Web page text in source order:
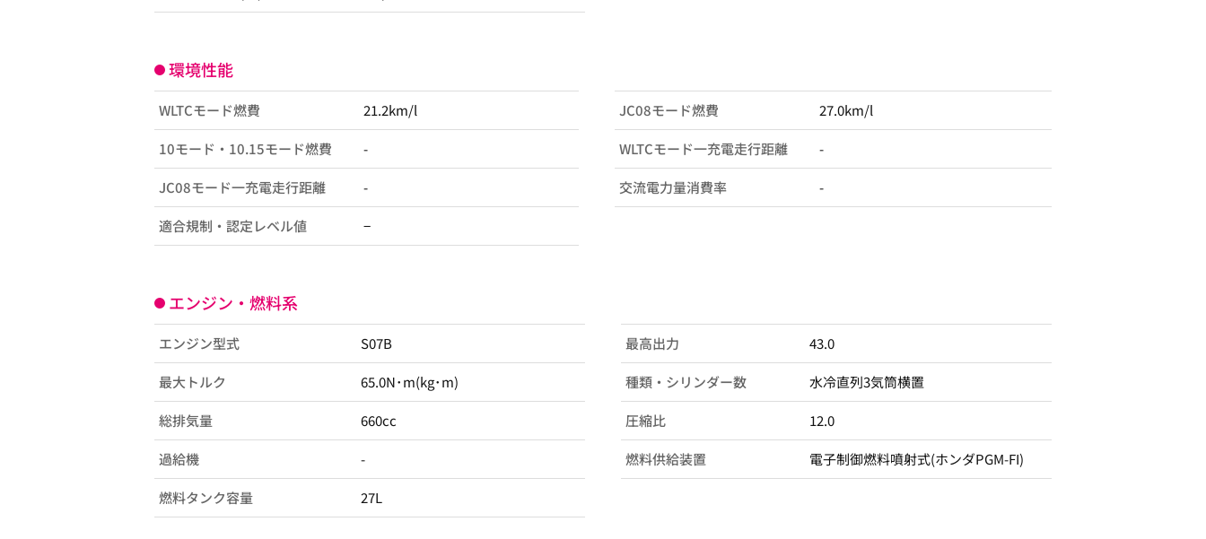
環境性能
WLTCモード燃費 21.2km/l JC08モード燃費 27.0km/l
10モード・10.15モード燃費 - WLTCモード一充電走行距離 -
JC08モード一充電走行距離 - 交流電力量消費率 -
適合規制・認定レベル値 −
エンジン・燃料系
エンジン型式 S07B 最高出力 43.0
最大トルク 65.0N･m(kg･m) 種類・シリンダー数 水冷直列3気筒横置
総排気量 660cc 圧縮比 12.0
過給機 - 燃料供給装置 電子制御燃料噴射式(ホンダPGM-FI)
燃料タンク容量 27L